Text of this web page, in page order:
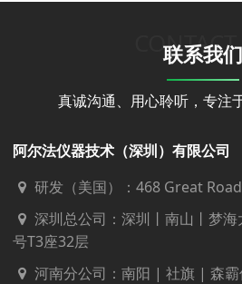
联系我们
CONTACT
真诚沟通、用心聆听，专注
阿尔法仪器技术（深圳）有限公司
研发（美国）：468 Great
深圳总公司：深圳丨南山丨梦
号T3座32层
河南分公司：南阳 | 社旗 | 森霸